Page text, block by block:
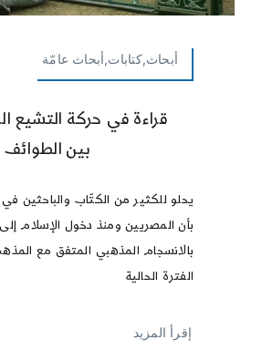
أبحاث,كتابات,أبحاث عامّة
قراءة في حركة التشيع
بين
يحلو للكثير من الكتّاب والباحثين
بأن المصريين ومنذ دخول الإسلام
بالانسجام المذهبي المتفق مع
الفترة الحالية
إقرأ المزيد